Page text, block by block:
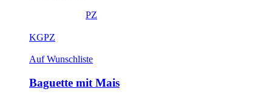
PZ
KGPZ
Auf Wunschliste
Baguette mit Mais